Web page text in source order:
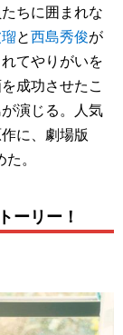
ちに囲まれな
と西島秀俊が
てやりがいを
成功させたこ
演じる。人気
に、劇場版
。
ーリー！